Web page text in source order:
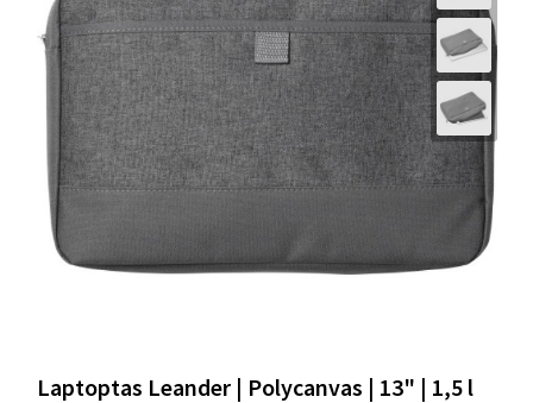
Laptoptas Leander | Polycanvas | 13" | 1,5 l